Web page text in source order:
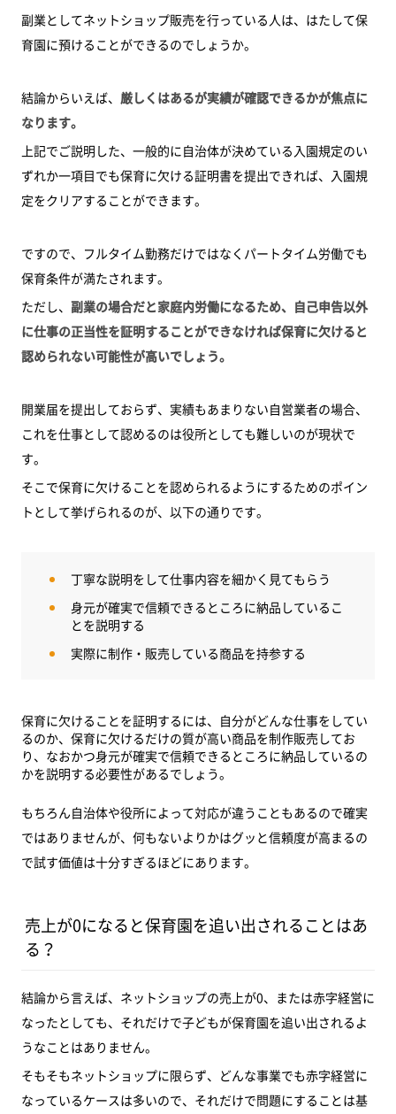
副業としてネットショップ販売を行っている人は、はたして保
育園に預けることができるのでしょうか。
結論からいえば、 厳しくはあるが実績が確認できるかが焦点に
なります。
上記でご説明した、一般的に自治体が決めている入園規定のい
ずれか一項目でも保育に欠ける証明書を提出できれば、入園規
定をクリアすることができます。
ですので、フルタイム勤務だけではなくパートタイム労働でも
保育条件が満たされます。
ただし、 副業の場合だと家庭内労働になるため、自己申告以外
に仕事の正当性を証明することができなければ保育に欠けると
認められない可能性が高いでしょう。
開業届を提出しておらず、実績もあまりない自営業者の場合、
これを仕事として認めるのは役所としても難しいのが現状で
す。
そこで保育に欠けることを認められるようにするためのポイン
トとして挙げられるのが、以下の通りです。
丁寧な説明をして仕事内容を細かく見てもらう
身元が確実で信頼できるところに納品しているこ
とを説明する
実際に制作・販売している商品を持参する
保育に欠けることを証明するには、自分がどんな仕事をしてい
るのか、保育に欠けるだけの質が高い商品を制作販売してお
り、なおかつ身元が確実で信頼できるところに納品しているの
かを説明する必要性があるでしょう。
もちろん自治体や役所によって対応が違うこともあるので確実
ではありませんが、何もないよりかはグッと信頼度が高まるの
で試す価値は十分すぎるほどにあります。
売上が0になると保育園を追い出されることはあ
る？
結論から言えば、ネットショップの売上が0、または赤字経営に
なったとしても、それだけで子どもが保育園を追い出されるよ
うなことはありません。
そもそもネットショップに限らず、どんな事業でも赤字経営に
なっているケースは多いので、それだけで問題にすることは基